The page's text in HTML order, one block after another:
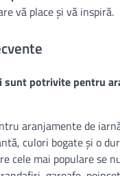
vă place și vă inspiră.
sunt potrivite pentru
aranjamente de
culori bogate și o
cele mai populare se